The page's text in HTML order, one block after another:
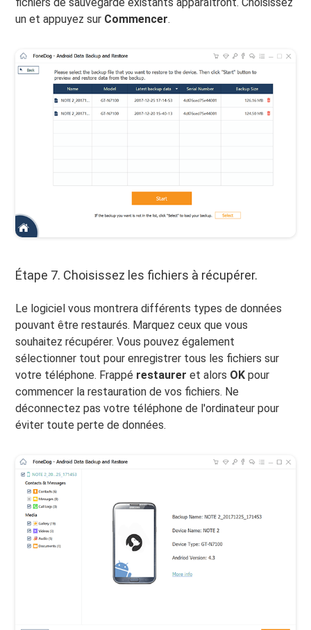
un et appuyez sur Commencer.
Étape 7. Choisissez les fichiers à récupérer.
Le logiciel vous montrera différents types de données
pouvant être restaurés. Marquez ceux que vous
souhaitez récupérer. Vous pouvez également
sélectionner tout pour enregistrer tous les fichiers sur
votre téléphone. Frappé restaureret alors OKpour
commencer la restauration de vos fichiers. Ne
déconnectez pas votre téléphone de l'ordinateur pour
éviter toute perte de données.